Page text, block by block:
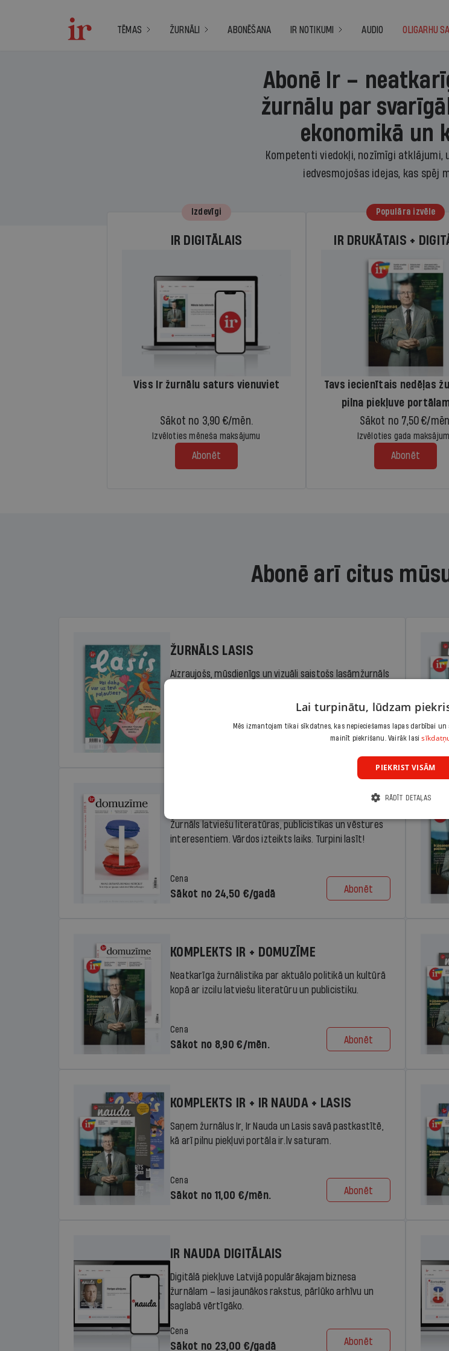
TĒMAS ŽURNĀLI ABONĒŠANA IR NOTIKUMI AUDIO OLIGARHU
Abonē Ir –
žurnālu par
ekonomikā un
Kompetenti viedokļi, nozīmīgi atklājumi,
iedvesmojošas idejas, kas spēj
Izdevīgi
IR DIGITĀLAIS
Viss Ir žurnālu saturs vienuviet
Sākot no 3,90 €/mēn.
Izvēloties mēneša maksājumu
Abonēt
Populāra izvēle
IR DRUKĀTAIS +
Tavs iecienītais nedēļas
pilna piekļuve
Sākot no 7,50 €/
Izvēloties gada
Abonēt
Abonē arī citus
ŽURNĀLS LASIS
Aizraujošs, mūsdienīgs un vizuāli saistošs lasāmžurnāls
Abonēt
Žurnāls latviešu literatūras, publicistikas un vēstures
interesentiem. Vārdos izteikts laiks. Turpini lasīt!
Cena
Sākot no 24,50 €/gadā Abonēt
KOMPLEKTS IR + DOMUZĪME
Neatkarīga žurnālistika par aktuālo politikā un kultūrā
kopā ar izcilu latviešu literatūru un publicistiku.
Cena
Sākot no 8,90 €/mēn. Abonēt
KOMPLEKTS IR + IR NAUDA + LASIS
Saņem žurnālus Ir, Ir Nauda un Lasis savā pastkastītē,
kā arī pilnu piekļuvi portāla ir.lv saturam.
Cena
Sākot no 11,00 €/mēn. Abonēt
IR NAUDA DIGITĀLAIS
Digitālā piekļuve Latvijā populārākajam biznesa
žurnālam – lasi jaunākos rakstus, pārlūko arhīvu un
saglabā vērtīgāko.
Cena
Sākot no 23,00 €/gadā Abonēt
Lai turpinātu, lūdzam
Mēs izmantojam tikai sīkdatnes, kas nepieciešamas lapas darbībai
mainīt piekrišanu. Vairāk lasi
PIEKRIST VISĀM
RĀDĪT DETAĻAS